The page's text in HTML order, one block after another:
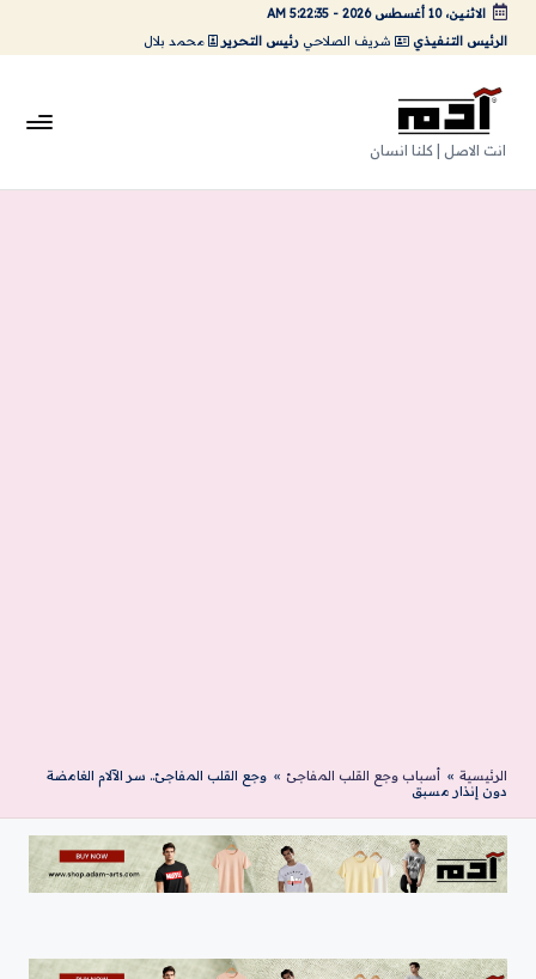
التجاوز
الاثنين، 10 أغسطس 2026 -
5:22:36 AM
الرئيس التنفيذي
شريف الصلاحي رئيس التحرير محمد بلال
A
da
انت الاصل | كلنا انسان
الرئيسية » أسباب وجع القلب المفاجئ » وجع القلب المفاجئ.. سر الآلام الغامضة
دون إنذار مسبق